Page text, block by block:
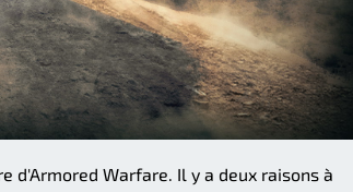
d'Armored Warfare. Il y a deux raisons à